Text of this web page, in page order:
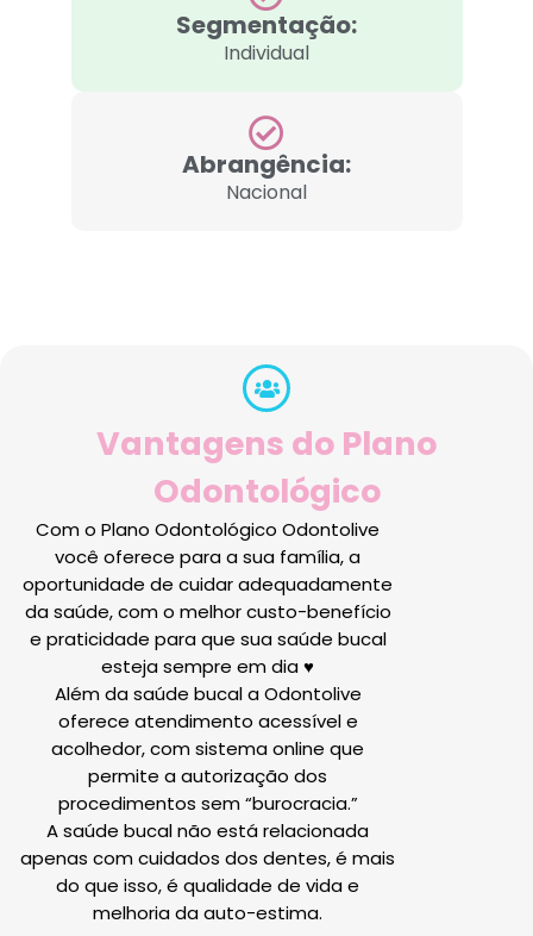
Segmentação:
Individual
Abrangência:
Nacional
Vantagens do Plano
Odontológico
Com o Plano Odontológico Odontolive
você oferece para a sua família, a
oportunidade de cuidar adequadamente
da saúde, com o melhor custo-benefício
e praticidade para que sua saúde bucal
esteja sempre em dia ♥
Além da saúde bucal a Odontolive
oferece atendimento acessível e
acolhedor, com sistema online que
permite a autorização dos
procedimentos sem “burocracia.”
A saúde bucal não está relacionada
apenas com cuidados dos dentes, é mais
do que isso, é qualidade de vida e
melhoria da auto-estima.